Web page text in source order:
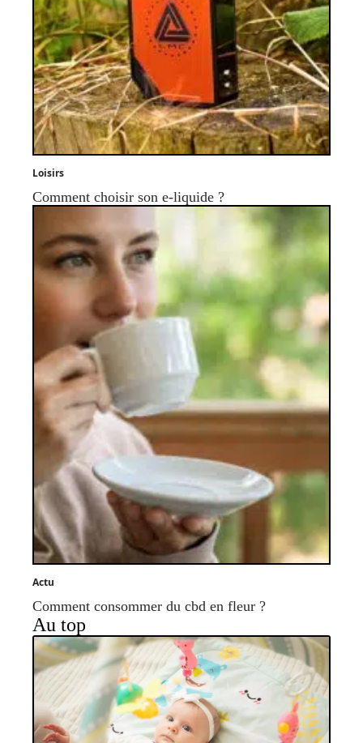
Loisirs
Comment choisir son e-liquide ?
Actu
Comment consommer du cbd en fleur ?
Au top